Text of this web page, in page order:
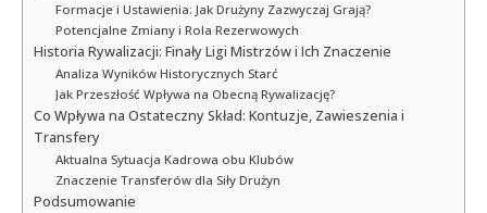
Formacje i Ustawienia: Jak Drużyny Zazwyczaj Grają?
Potencjalne Zmiany i Rola Rezerwowych
Historia Rywalizacji: Finały Ligi Mistrzów i Ich Znaczenie
Analiza Wyników Historycznych Starć
Jak Przeszłość Wpływa na Obecną Rywalizację?
Co Wpływa na Ostateczny Skład: Kontuzje, Zawieszenia i
Transfery
Aktualna Sytuacja Kadrowa obu Klubów
Znaczenie Transferów dla Siły Drużyn
Podsumowanie